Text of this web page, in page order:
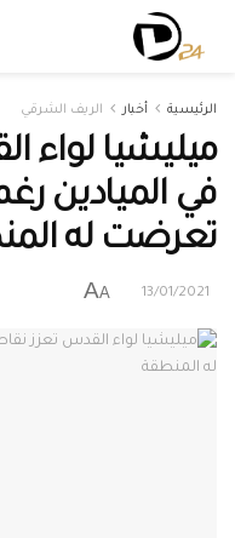
الرئيسية أخبار الريف الشرقي
ميليشيا لواء
في الميادين
تعرضت له
13/01/2021
A
A